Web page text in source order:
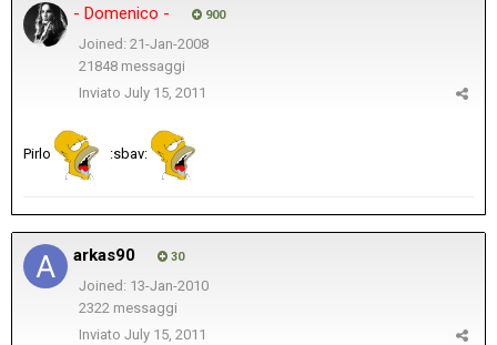
- Domenico - 900
Joined: 21-Jan-2008
21848 messaggi
Inviato July 15, 2011
Pirlo :sbav:
arkas90 30
Joined: 13-Jan-2010
2322 messaggi
Inviato July 15, 2011